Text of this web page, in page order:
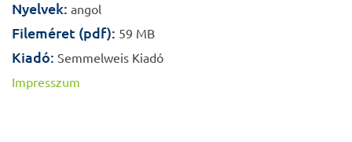
Nyelvek: angol
Fileméret (pdf): 59 MB
Kiadó: Semmelweis Kiadó
Impresszum